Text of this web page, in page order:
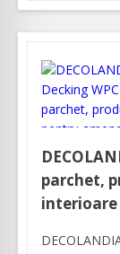
parchet,